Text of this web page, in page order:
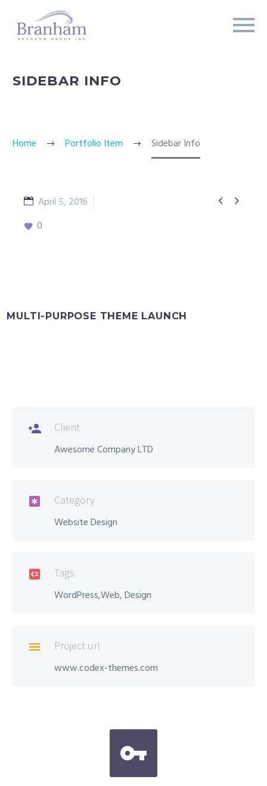
SIDEBAR INFO
Home Portfolio Item Sidebar Info
 
April 5, 2016
0
MULTI-PURPOSE THEME LAUNCH
 Client
Awesome Company LTD
 Category
Website Design
 Tags
WordPress,Web, Design
 Project url
www.codex-themes.com

